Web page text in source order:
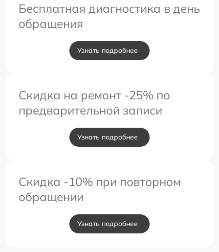
Бесплатная диагностика в день
обращения
Узнать подробнее
Скидка на ремонт -25% по
предварительной записи
Узнать подробнее
Скидка -10% при повторном
обращении
Узнать подробнее